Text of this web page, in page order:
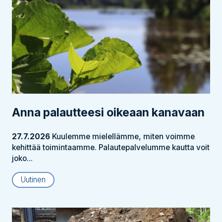
Anna palautteesi oikeaan kanavaan
27.7.2026 Kuulemme mielellämme, miten voimme
kehittää toimintaamme. Palautepalvelumme kautta voit
joko...
Uutinen